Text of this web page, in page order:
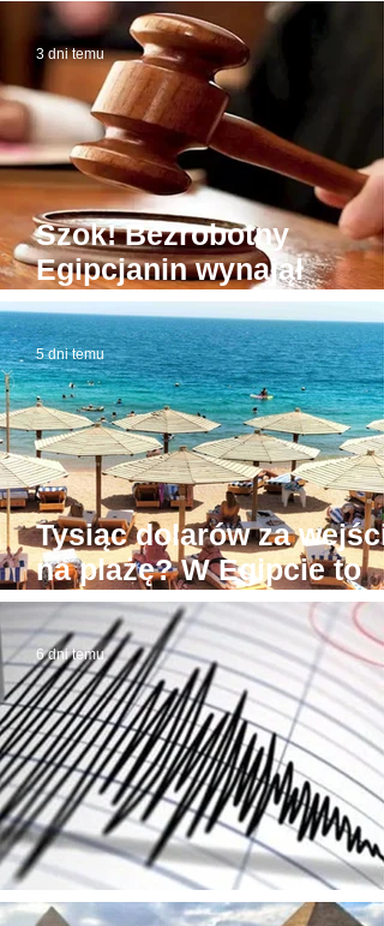
Szok! Bezrobotny
Egipcjanin wynajął
budynek sądu. W
roboty todze wyłudzał
łapówki od naiwnych
3 dni temu
Tysiąc dolarów za
na plażę? W Egipcie to
możliwe! Stąd awantury
5 dni temu
Trzęsienie ziemi w
6 dni temu